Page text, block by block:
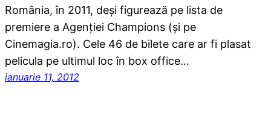
România, în 2011, deşi figurează pe lista de
premiere a Agenţiei Champions (şi pe
Cinemagia.ro). Cele 46 de bilete care ar fi plasat
pelicula pe ultimul loc în box office…
ianuarie 11, 2012